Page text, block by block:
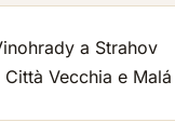
a Strahov
Vecchia e